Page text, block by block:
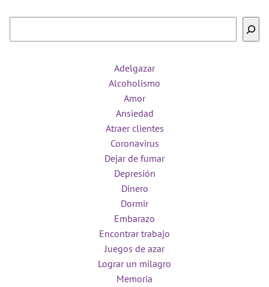
Adelgazar
Alcoholismo
Amor
Ansiedad
Atraer clientes
Coronavirus
Dejar de fumar
Depresión
Dinero
Dormir
Embarazo
Encontrar trabajo
Juegos de azar
Lograr un milagro
Memoria